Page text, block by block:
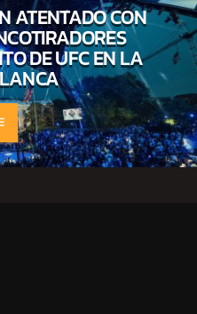
ATENTADO CON
DE UFC EN LA